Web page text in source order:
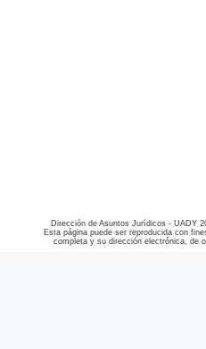
Dirección de Asuntos Jurídicos - UADY
Esta página puede ser reproducida con
completa y su dirección electrónica, de